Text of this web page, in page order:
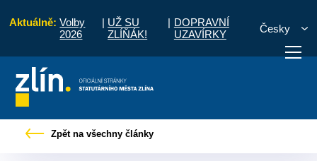
Aktuálně: Volby
2026
| UŽ SU
ZLÍŇÁK!
| DOPRAVNÍ
UZAVÍRKY
Česky
vyřídit Potřebuji zaplatit
Zpět na všechny články